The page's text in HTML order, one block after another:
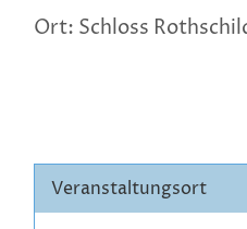
Ort: Schloss
Veranstaltungsort